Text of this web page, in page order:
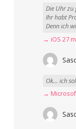
Die Uhr zu
Ihr habt
Denn ich
Ok… ich